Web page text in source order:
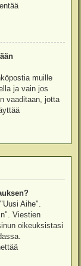
muille
ja vain jos
vaaditaan, jotta
Aihe".
Viestien
oikeuksistasi